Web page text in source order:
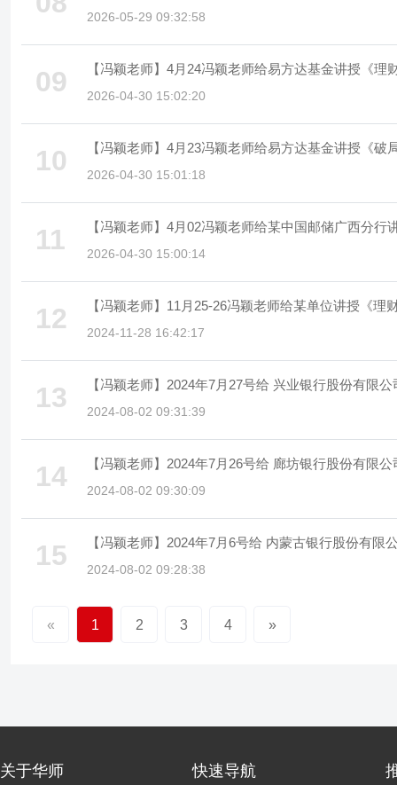
2026-05-29 09:32:58
09 【冯颖老师】4月24冯颖老师给易方达基金讲授《
2026-04-30 15:02:20
10 【冯颖老师】4月23冯颖老师给易方达基金讲授《
2026-04-30 15:01:18
11 【冯颖老师】4月02冯颖老师给某中国邮储广西分
2026-04-30 15:00:14
12 【冯颖老师】11月25-26冯颖老师给某单位讲授《
2024-11-28 16:42:17
13 【冯颖老师】2024年7月27号
2024-08-02 09:31:39
14 【冯颖老师】2024年7月26号给 廊坊银行股份有限
2024-08-02 09:30:09
15 【冯颖老师】2024年7月6号给 内蒙古银行股份有限
2024-08-02 09:28:38
« 1 2 3 4 »
关于华师 快速导航